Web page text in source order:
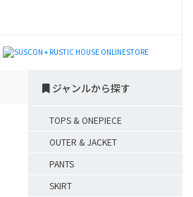
ジャンルから探す
TOPS & ONEPIECE
OUTER & JACKET
PANTS
SKIRT